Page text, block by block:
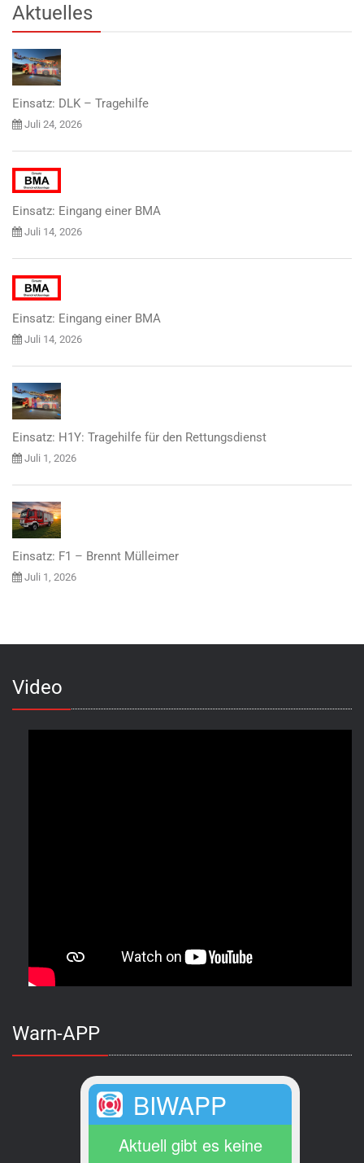
Aktuelles
Einsatz: DLK – Tragehilfe
Juli 24, 2026
Einsatz: Eingang einer BMA
Juli 14, 2026
Einsatz: Eingang einer BMA
Juli 14, 2026
Einsatz: H1Y: Tragehilfe für den Rettungsdienst
Juli 1, 2026
Einsatz: F1 – Brennt Mülleimer
Juli 1, 2026
Video
Warn-APP
BIWAPP
Aktuell gibt es keine